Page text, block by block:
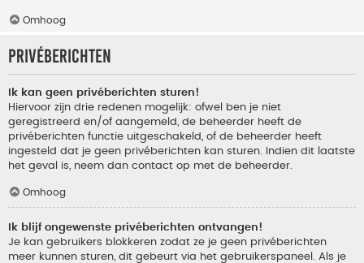
Omhoog
Privéberichten
Ik kan geen privéberichten sturen!
Hiervoor zijn drie redenen mogelijk: ofwel ben je niet
geregistreerd en/of aangemeld, de beheerder heeft de
privéberichten functie uitgeschakeld, of de beheerder heeft
ingesteld dat je geen privéberichten kan sturen. Indien dit laatste
het geval is, neem dan contact op met de beheerder.
Omhoog
Ik blijf ongewenste privéberichten ontvangen!
Je kan gebruikers blokkeren zodat ze je geen privéberichten
meer kunnen sturen, dit gebeurt via het gebruikerspaneel. Als je